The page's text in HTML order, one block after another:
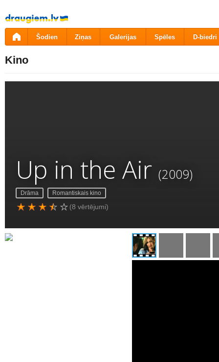
Pāriet
uz
saturu
Šodien Ziņas Galerijas Spēles D-biedri
Kino
Up in the Air (2009)
Drāma Romantiskais kino
(8 vērtējumi)